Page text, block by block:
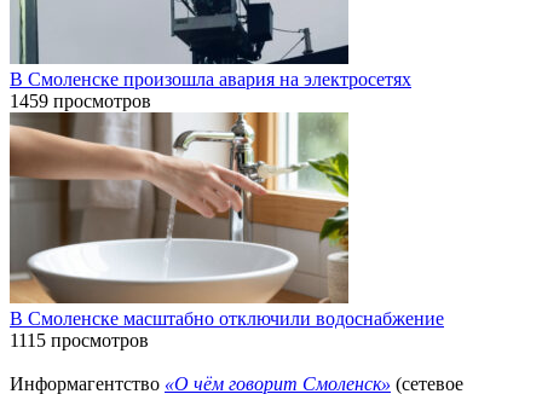
В Смоленске произошла авария на электросетях
1459 просмотров
В Смоленске масштабно отключили водоснабжение
1115 просмотров
Информагентство «О чём говорит Смоленск» (сетевое